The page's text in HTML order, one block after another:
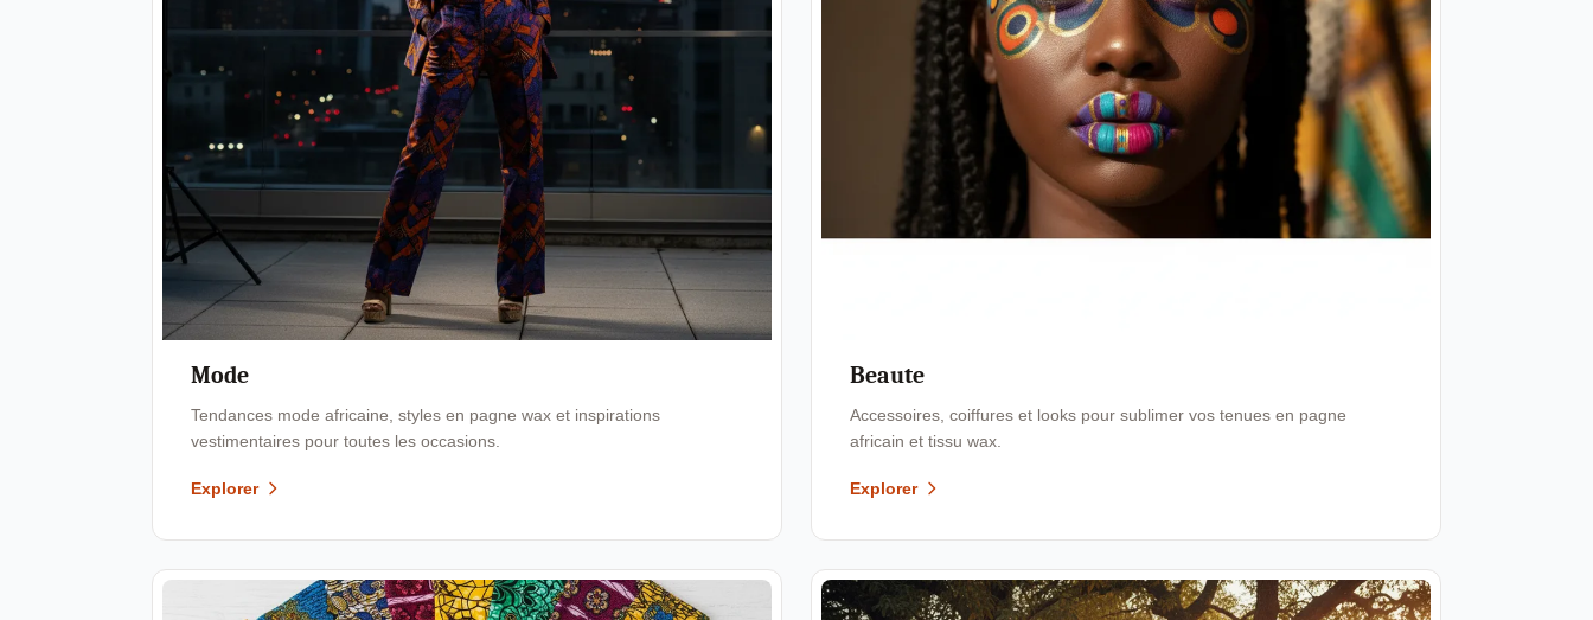
Mode
Tendances mode africaine, styles en pagne wax et inspirations
vestimentaires pour toutes les occasions.
Explorer
Beaute
Accessoires, coiffures et looks pour sublimer vos tenues en pagne
africain et tissu wax.
Explorer